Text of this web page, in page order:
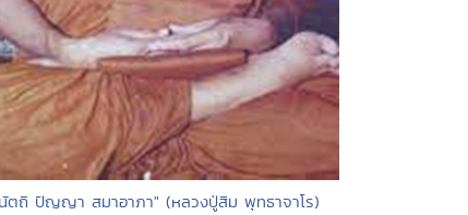
ตถิ ปัญญา สมาอาภา" (หลวงปู่สิม พุทธาจาโร)